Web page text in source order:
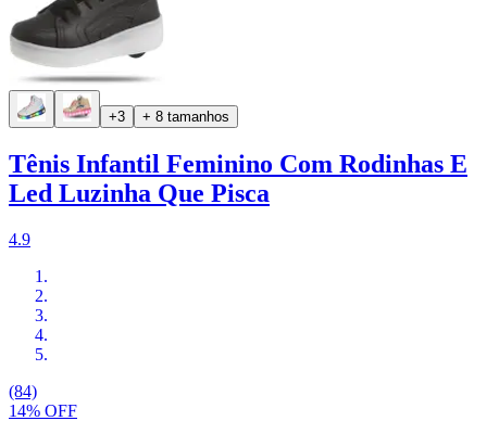
+3 + 8 tamanhos
Tênis Infantil Feminino Com Rodinhas E
Led Luzinha Que Pisca
4.9
(84)
14% OFF